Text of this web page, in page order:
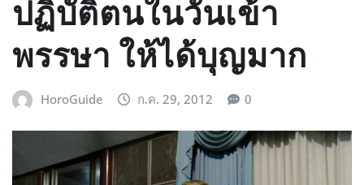
ปฏิบัติตนในวันเข้า
พรรษา ให้ได้บุญมาก
HoroGuide ก.ค. 29, 2012 0